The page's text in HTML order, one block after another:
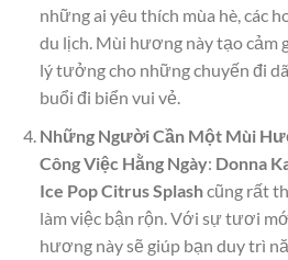
những ai yêu thích mùa hè, các
du lịch. Mùi hương này tạo cảm
lý tưởng cho những chuyến đi
buổi đi biển vui vẻ.
Những Người Cần Một Mùi
Công Việc Hằng Ngày: Donna
Ice Pop Citrus Splashcũng rất
làm việc bận rộn. Với sự tươi
hương này sẽ giúp bạn duy trì